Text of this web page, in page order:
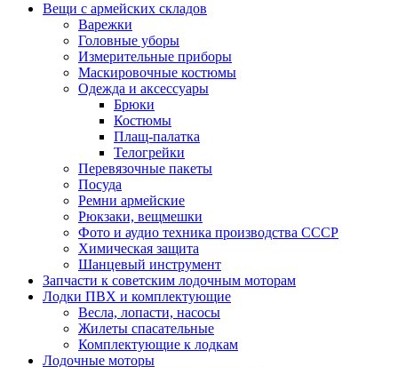
Вещи с армейских складов
Варежки
Головные уборы
Измерительные приборы
Маскировочные костюмы
Одежда и аксессуары
Брюки
Костюмы
Плащ-палатка
Телогрейки
Перевязочные пакеты
Посуда
Ремни армейские
Рюкзаки, вещмешки
Фото и аудио техника производства СССР
Химическая защита
Шанцевый инструмент
Запчасти к советским лодочным моторам
Лодки ПВХ и комплектующие
Весла, лопасти, насосы
Жилеты спасательные
Комплектующие к лодкам
Лодочные моторы